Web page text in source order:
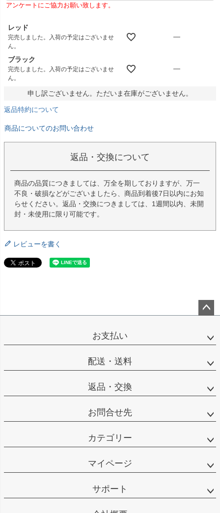
須
アンケートにご協力お願い致します。
レッド
完売しました。入荷の予定はございませ
ん。
—
ブラック
完売しました。入荷の予定はございませ
ん。
—
申し訳ございません。ただいま在庫がございません。
返品特約について
商品についてのお問い合わせ
返品・交換について
商品の品質につきましては、万全を期しておりますが、万一
不良・破損などがございましたら、商品到着後7日以内にお知
らせください。返品・交換につきましては、1週間以内、未開
封・未使用に限り可能です。
レビューを書く
ップ
お支払い
配送・送料
返品・交換
お問合せ先
カテゴリー
マイページ
サポート